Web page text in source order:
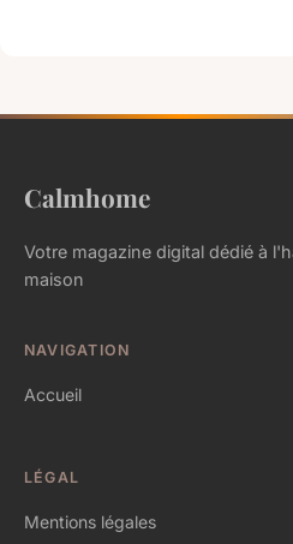
Calmhome
Votre magazine digital dédié à
maison
NAVIGATION
Accueil
LÉGAL
Mentions légales